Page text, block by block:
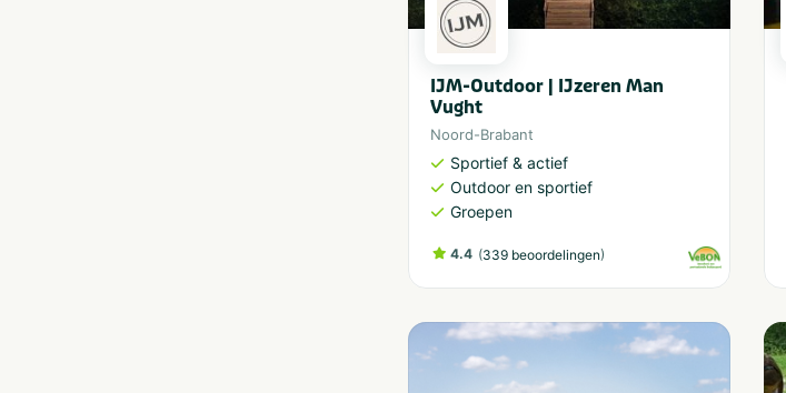
IJM-Outdoor | IJzeren Man
Vught
Noord-Brabant
Sportief & actief
Outdoor en sportief
Groepen
4.4 (339 beoordelingen)